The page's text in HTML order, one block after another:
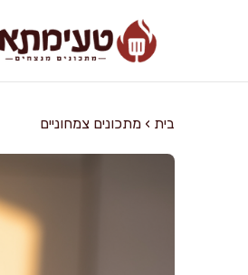
בית › מתכונים צמחוניים